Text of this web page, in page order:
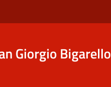
Giorgio Bigarello